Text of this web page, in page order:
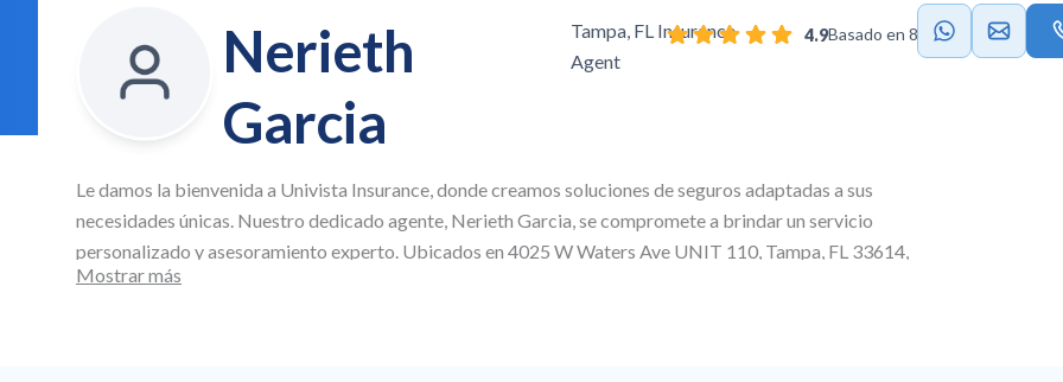
Nerieth
Garcia
Tampa, FL Insurance
Agent
4.9Basado en 82 reseñas.
Le damos la bienvenida a Univista Insurance, donde creamos soluciones de seguros adaptadas a sus
necesidades únicas. Nuestro dedicado agente, Nerieth Garcia, se compromete a brindar un servicio
personalizado y asesoramiento experto. Ubicados en 4025 W Waters Ave UNIT 110, Tampa, FL 33614,
nos especializamos en la creación de planes de seguro personalizados, ofreciendo seguros de salud y de
Mostrar más